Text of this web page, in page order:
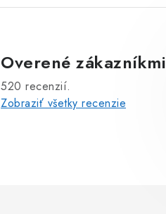
Overené zákazníkmi
520 recenzií.
Zobraziť všetky recenzie